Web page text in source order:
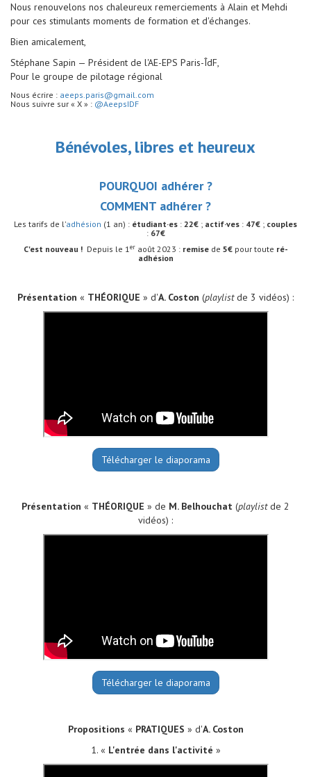
Nous renouvelons nos chaleureux remerciements à Alain et Mehdi
pour ces stimulants moments de formation et d'échanges.
Bien amicalement,
Stéphane Sapin — Président de l'AE-EPS Paris-ÎdF,
Pour le groupe de pilotage régional
Nous écrire : aeeps.paris@gmail.com
Nous suivre sur « X » : @AeepsIDF
Bénévoles, libres et heureux
POURQUOI adhérer ?
COMMENT adhérer ?
Les tarifs de l'adhésion (1 an) : étudiant·es : 22€ ; actif·ves : 47€ ; couples
: 67€
C'est nouveau ! Depuis le 1eraoût 2023 : remise de 5€ pour toute ré-
adhésion
Présentation « THÉORIQUE » d'A. Coston (playlistde 3 vidéos) :
Télécharger le diaporama
Présentation « THÉORIQUE » de M. Belhouchat (playlistde 2
vidéos) :
Télécharger le diaporama
Propositions « PRATIQUES » d'A. Coston
1. « L'entrée dans l'activité »